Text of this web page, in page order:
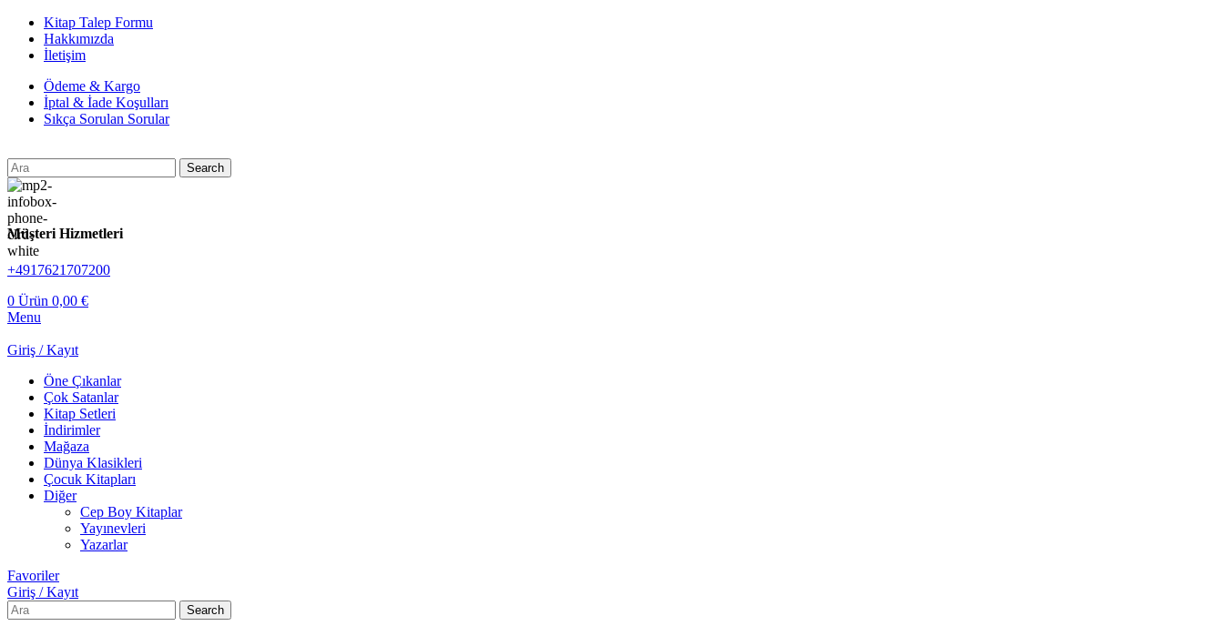
Kitap Talep Formu
Hakkımızda
İletişim
Ödeme & Kargo
İptal & İade Koşulları
Sıkça Sorulan Sorular
Search
Müşteri Hizmetleri
+4917621707200
0 Ürün 0,00 €
Menu
Giriş / Kayıt
Öne Çıkanlar
Çok Satanlar
Kitap Setleri
İndirimler
Mağaza
Dünya Klasikleri
Çocuk Kitapları
Diğer
Cep Boy Kitaplar
Yayınevleri
Yazarlar
Favoriler
Giriş / Kayıt
Search